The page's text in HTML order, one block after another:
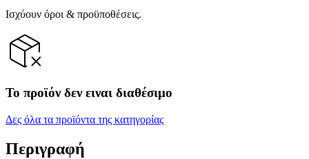
Ισχύουν όροι & προϋποθέσεις.
Το προϊόν δεν ειναι διαθέσιμο
Δες όλα τα προϊόντα της κατηγορίας
Περιγραφή